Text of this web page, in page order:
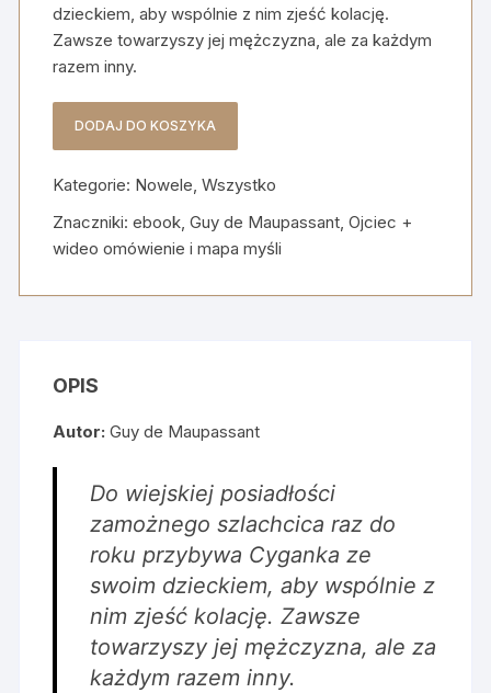
dzieckiem, aby wspólnie z nim zjeść kolację.
Zawsze towarzyszy jej mężczyzna, ale za każdym
razem inny.
+
wideo
omówienie
mapa
DODAJ DO KOSZYKA
Kategorie: Nowele,Wszystko
Znaczniki:ebook,Guy de Maupassant,Ojciec +
wideo omówienie i mapa myśli
OPIS
Autor: Guy de Maupassant
Do wiejskiej posiadłości
zamożnego szlachcica raz do
roku przybywa Cyganka ze
swoim dzieckiem, aby wspólnie z
nim zjeść kolację. Zawsze
towarzyszy jej mężczyzna, ale za
każdym razem inny.